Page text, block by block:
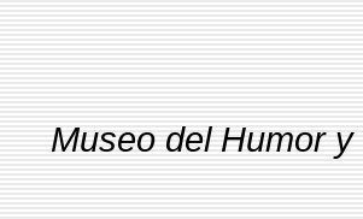
Museo del Humor